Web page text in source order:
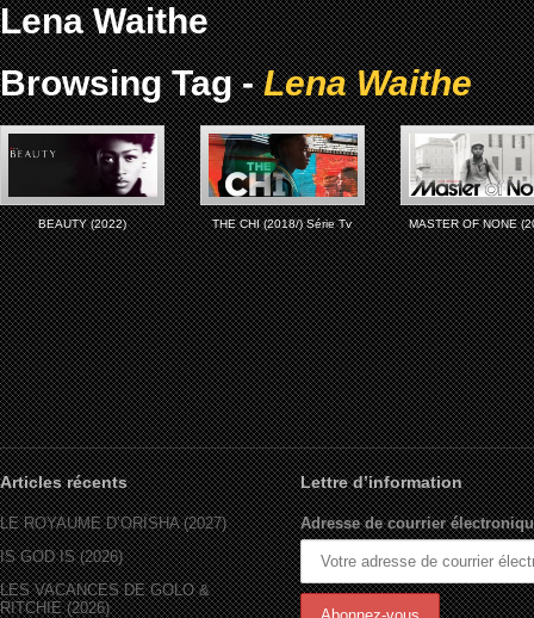
Lena Waithe
Browsing Tag -Lena Waithe
BEAUTY (2022) THE CHI (2018/) Série Tv MASTER OF NONE
Articles récents
LE ROYAUME D’ORÏSHA (2027)
IS GOD IS (2026)
LES VACANCES DE GOLO &
RITCHIE (2026)
Lettre d’information
Adresse de courrier